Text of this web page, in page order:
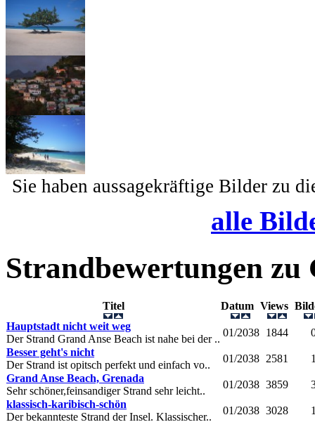
Sie haben aussagekräftige Bilder zu
alle
Strandbewertungen zu
Titel Datum Views
Hauptstadt nicht weit weg
Der Strand Grand Anse Beach ist nahe bei der ..
01/2038 1844
Besser geht's nicht
Der Strand ist opitsch perfekt und einfach vo..
01/2038 2581
Grand Anse Beach, Grenada
Sehr schöner,feinsandiger Strand sehr leicht..
01/2038 3859
klassisch-karibisch-schön
Der bekannteste Strand der Insel. Klassischer..
01/2038 3028